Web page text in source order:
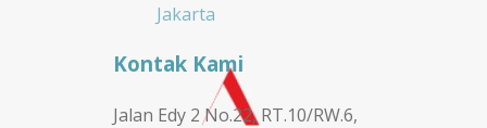
Jakarta
Kontak Kami
Jalan Edy 2 No.22, RT.10/RW.6,